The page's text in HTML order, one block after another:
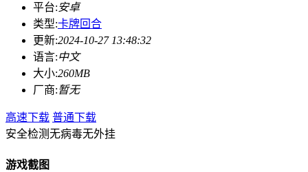
平台:安卓
类型:卡牌回合
更新:2024-10-27 13:48:32
语言:中文
大小:260MB
厂商:暂无
高速下载 普通下载
安全检测无病毒无外挂
游戏截图